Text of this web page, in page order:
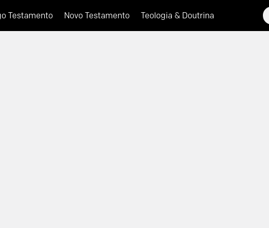
Testamento Novo Testamento Teologia & Doutrina